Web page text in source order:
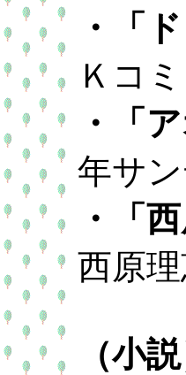
・「
Ｋコ
・「
年サ
・「
西原
（小説